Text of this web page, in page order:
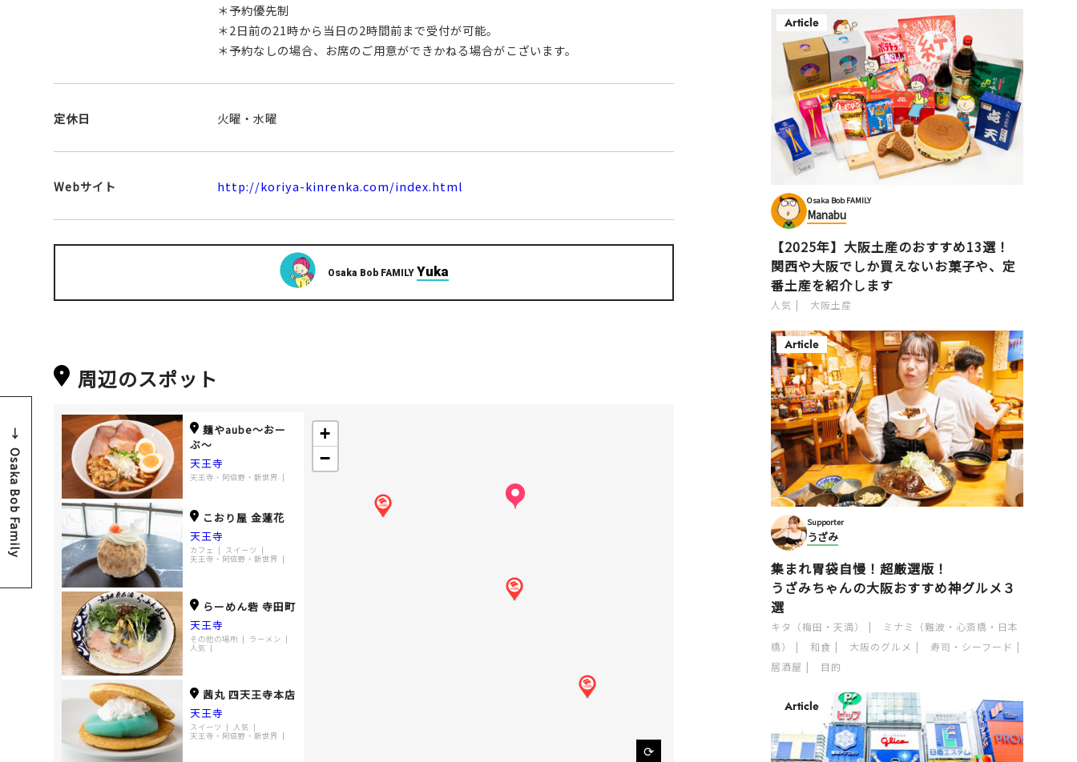
Osaka Bob Family
＊予約優先制
＊2日前の21時から当日の2時間前まで受付が可能。
＊予約なしの場合、お席のご用意ができかねる場合がこざいます。
定休日 火曜・水曜
Webサイト http://koriya-kinrenka.com/index.html
Osaka Bob FAMILY Yuka
周辺のスポット
+
−
⟳
麺やaube～おー
ぶ～
天王寺
天王寺・阿倍野・新世界
こおり屋 金蓮花
天王寺
カフェ スイーツ
天王寺・阿倍野・新世界
らーめん砦 寺田町
天王寺
その他の場所 ラーメン
人気
茜丸 四天王寺本店
天王寺
スイーツ 人気
天王寺・阿倍野・新世界
Article
Osaka Bob FAMILY
Manabu
【2025年】大阪土産のおすすめ13選！
関西や大阪でしか買えないお菓子や、定
番土産を紹介します
人気 大阪土産
Article
Supporter
うざみ
集まれ胃袋自慢！超厳選版！
うざみちゃんの大阪おすすめ神グルメ３
選
キタ（梅田・天満）
ミナミ（難波・心斎橋・日本
橋）
和食 大阪のグルメ
寿司・シーフード
居酒屋
目的
Article